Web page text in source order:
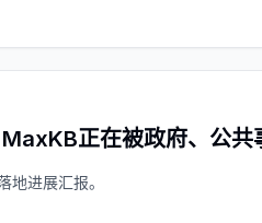
正在被政府、公
进展汇报。